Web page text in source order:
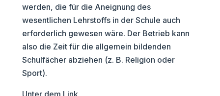
werden, die für die Aneignung des
wesentlichen Lehrstoffs in der Schule auch
erforderlich gewesen wäre. Der Betrieb kann
also die Zeit für die allgemein bildenden
Schulfächer abziehen (z. B. Religion oder
Sport).
Unter dem Link